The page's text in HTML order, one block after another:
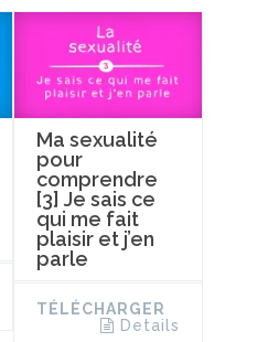
Ma sexualité
pour
comprendre
[3] Je sais ce
qui me fait
plaisir et j’en
parle
TÉLÉCHARGER
Details